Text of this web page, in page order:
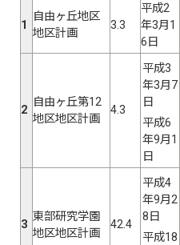
1
自由ヶ丘地区
地区計画
3.3
平成2
年3月1
6日
2
自由ヶ丘第12
地区地区計画
4.3
平成3
年3月7
日
平成6
年9月1
日
3
東部研究学園
地区地区計画
42.4
平成4
年9月2
8日
平成18